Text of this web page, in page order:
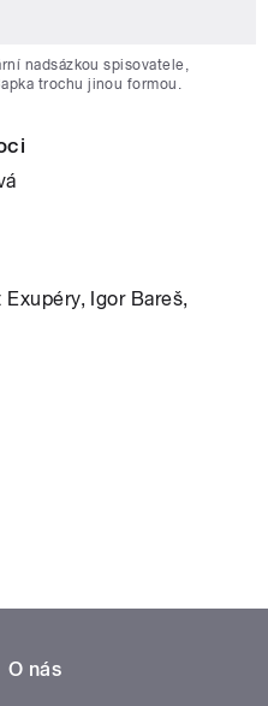
nadsázkou spisovatele,
trochu jinou formou.
Igor Bareš,
O nás